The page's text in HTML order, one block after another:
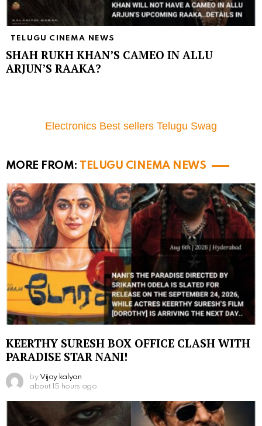
TELUGU CINEMA NEWS
SHAH RUKH KHAN’S CAMEO IN ALLU
ARJUN’S RAAKA?
Electronics Best sellers Telugu Swag
MORE FROM: TELUGU CINEMA NEWS
KEERTHY SURESH BOX OFFICE CLASH WITH
PARADISE STAR NANI!
by Vijay kalyan
about 15 hours ago